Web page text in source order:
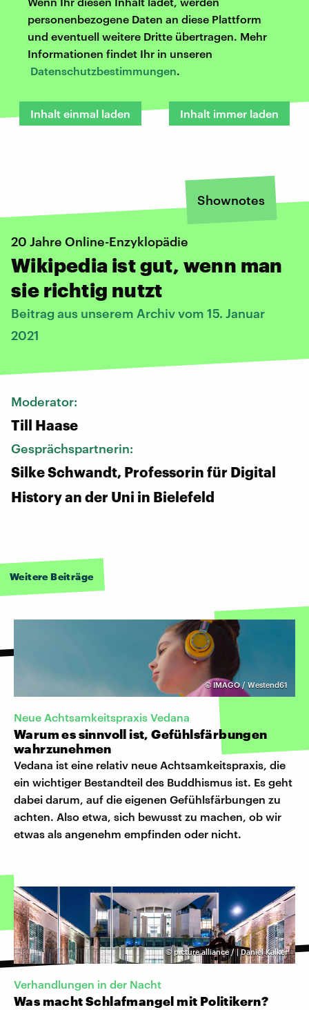
personenbezogene Daten an diese Plattform
und eventuell weitere Dritte übertragen. Mehr
Informationen findet Ihr in unseren
Datenschutzbestimmungen.
Inhalt einmal laden Inhalt immer laden
Shownotes
20 Jahre Online-Enzyklopädie
Wikipedia ist gut, wenn man
sie richtig nutzt
Beitrag aus unserem Archiv vom 15. Januar
2021
Moderator:
Till Haase
Gesprächspartnerin:
Silke Schwandt, Professorin für Digital
History an der Uni in Bielefeld
Weitere Beiträge
© IMAGO / Westend61
Neue Achtsamkeitspraxis Vedana
Warum es sinnvoll ist, Gefühlsfärbungen
wahrzunehmen
Vedana ist eine relativ neue Achtsamkeitspraxis, die
ein wichtiger Bestandteil des Buddhismus ist. Es geht
dabei darum, auf die eigenen Gefühlsfärbungen zu
achten. Also etwa, sich bewusst zu machen, ob wir
etwas als angenehm empfinden oder nicht.
©picture alliance / | Daniel Kalker
Verhandlungen in der Nacht
Was macht Schlafmangel mit Politikern?